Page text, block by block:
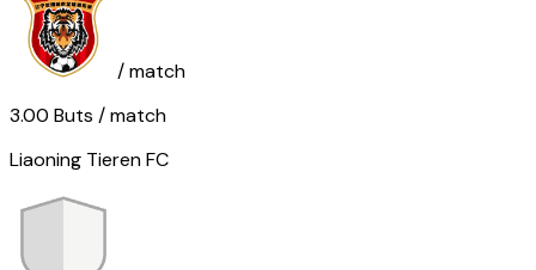
/ match
3.00 Buts / match
Liaoning Tieren FC